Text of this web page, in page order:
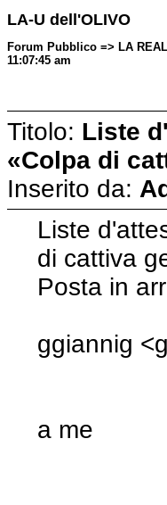
LA-U dell'OLIVO
Forum Pubblico => LA
11:07:45 am
Titolo: Liste
«Colpa di
Inserito da:
Liste
di cattiva
Posta in
ggiannig
a me